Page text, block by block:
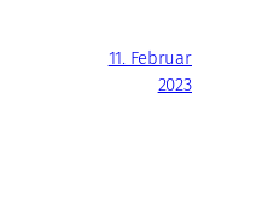
11. Februar
2023